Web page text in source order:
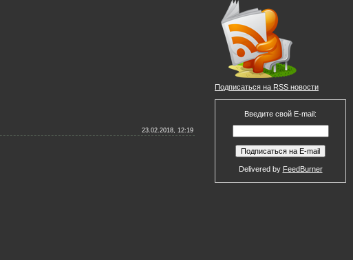
23.02.2018, 12:19
Подписаться на RSS новости
Введите свой E-mail:
Delivered by FeedBurner